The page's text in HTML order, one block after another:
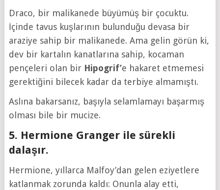
Draco, bir malikanede büyümüş bir çocuktu.
İçinde tavus kuşlarının bulunduğu devasa bir
araziye sahip bir malikanede. Ama gelin görün ki,
dev bir kartalın kanatlarına sahip, kocaman
pençeleri olan bir Hipogrif’e hakaret etmemesi
gerektiğini bilecek kadar da terbiye almamıştı.
Aslına bakarsanız, başıyla selamlamayı başarmış
olması bile bir mucize.
5. Hermione Granger ile sürekli
dalaşır.
Hermione, yıllarca Malfoy’dan gelen eziyetlere
katlanmak zorunda kaldı: Onunla alay etti,